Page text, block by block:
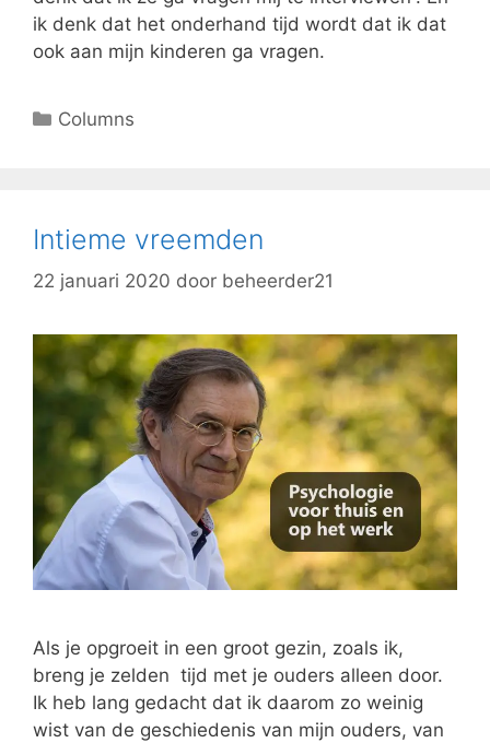
ik denk dat het onderhand tijd wordt dat ik dat
ook aan mijn kinderen ga vragen.
Columns
Intieme vreemden
22 januari 2020 door beheerder21
Als je opgroeit in een groot gezin, zoals ik,
breng je zelden tijd met je ouders alleen door.
Ik heb lang gedacht dat ik daarom zo weinig
wist van de geschiedenis van mijn ouders, van